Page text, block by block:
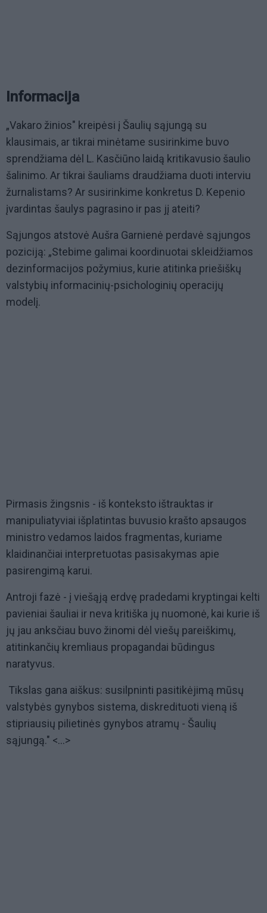
Informacija
„Vakaro žinios" kreipėsi į Šaulių sąjungą su
klausimais, ar tikrai minėtame susirinkime buvo
sprendžiama dėl L. Kasčiūno laidą kritikavusio šaulio
šalinimo. Ar tikrai šauliams draudžiama duoti interviu
žurnalistams? Ar susirinkime konkretus D. Kepenio
įvardintas šaulys pagrasino ir pas jį ateiti?
Sąjungos atstovė Aušra Garnienė perdavė sąjungos
poziciją: „Stebime galimai koordinuotai skleidžiamos
dezinformacijos požymius, kurie atitinka priešiškų
valstybių informacinių-psichologinių operacijų
modelį.
Pirmasis žingsnis - iš konteksto ištrauktas ir
manipuliatyviai išplatintas buvusio krašto apsaugos
ministro vedamos laidos fragmentas, kuriame
klaidinančiai interpretuotas pasisakymas apie
pasirengimą karui.
Antroji fazė - į viešąją erdvę pradedami kryptingai kelti
pavieniai šauliai ir neva kritiška jų nuomonė, kai kurie iš
jų jau anksčiau buvo žinomi dėl viešų pareiškimų,
atitinkančių kremliaus propagandai būdingus
naratyvus.
Tikslas gana aiškus: susilpninti pasitikėjimą mūsų
valstybės gynybos sistema, diskredituoti vieną iš
stipriausių pilietinės gynybos atramų - Šaulių
sąjungą." <...>